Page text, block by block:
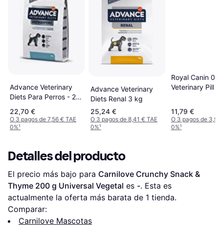
Advance Veterinary
Diets Para Perros - 2 x
22,70 €
O 3 pagos de 7,56 € TAE
0%¹
Advance Veterinary
Diets Renal 3 kg
25,24 €
O 3 pagos de 8,41 € TAE
0%¹
Royal Canin
Veterinary Pill
11,79 €
O 3 pagos de
0%¹
Detalles del producto
El precio más bajo para Carnilove Crunchy Snack &
Thyme 200 g Universal Vegetal es -. Esta es
actualmente la oferta más barata de 1 tienda.
Comparar:
Carnilove Mascotas